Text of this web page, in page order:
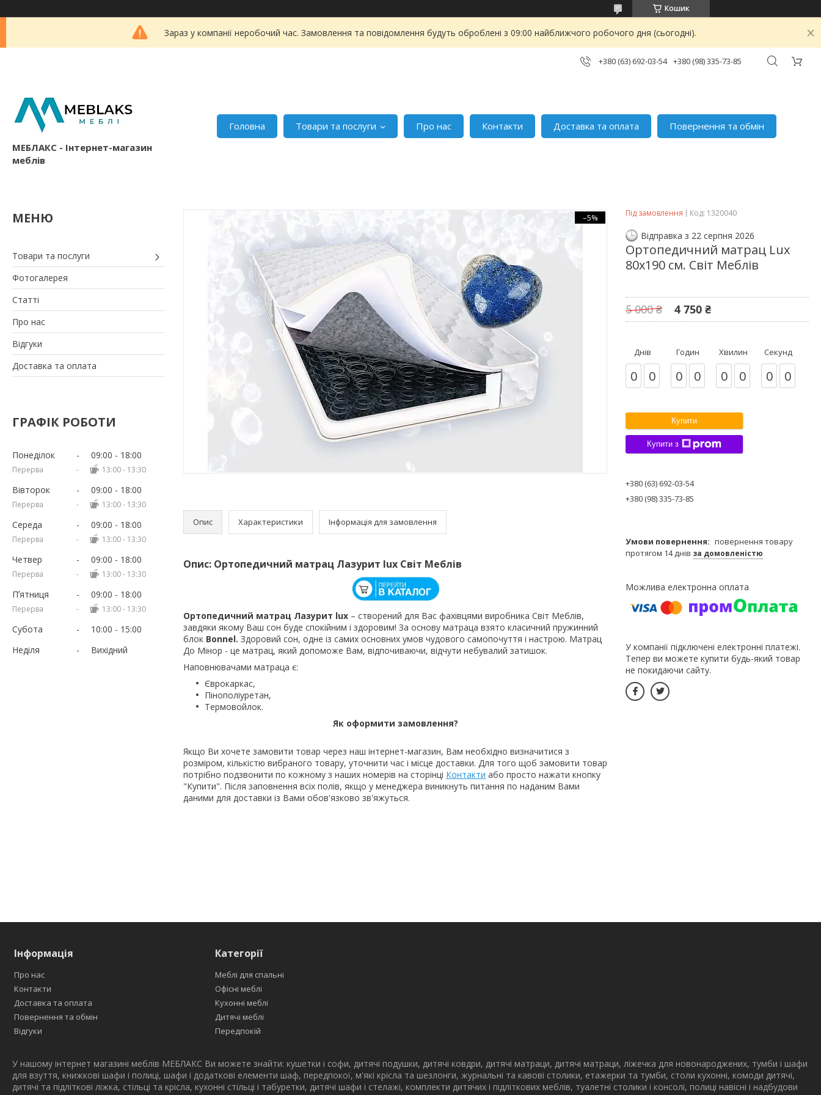
Кошик
Зараз у компанії неробочий час. Замовлення та повідомлення будуть оброблені з 09:00 найближчого робочого дня (сьогодні).
+380 (63) 692-03-54 +380 (98) 335-73-85
МЕБЛАКС - Інтернет-магазин
меблів
Головна Товари та послуги Про нас Контакти Доставка та оплата Повернення та обмін
Товари та послуги
Фотогалерея
Статті
Про нас
Відгуки
Доставка та оплата
ГРАФІК РОБОТИ
Понеділок 09:00 18:00
13:00 13:30
Вівторок 09:00 18:00
13:00 13:30
Середа 09:00 18:00
13:00 13:30
Четвер 09:00 18:00
13:00 13:30
Пʼятниця 09:00 18:00
13:00 13:30
Субота 10:00
15:00
Неділя
Вихідний
–5%
Опис Характеристики Інформація для замовлення
Опис: Ортопедичний матрац Лазурит lux Світ Меблів
Ортопедичний матрац Лазурит lux – створений для Вас фахівцями виробника Світ Меблів,
завдяки якому Ваш сон буде спокійним і здоровим! За основу матраца взято класичний пружинний
блок Bonnel. Здоровий сон, одне із самих основних умов чудового самопочуття і настрою. Матрац
До Мінор - це матрац, який допоможе Вам, відпочиваючи, відчути небувалий затишок.
Наповнювачами матраца є:
Єврокаркас,
Пінополіуретан,
Термовойлок.
Як оформити замовлення?
Якщо Ви хочете замовити товар через наш інтернет-магазин, Вам необхідно визначитися з
розміром, кількістю вибраного товару, уточнити час і місце доставки. Для того щоб замовити товар
потрібно подзвонити по кожному з наших номерів на сторінці Контакти або просто нажати кнопку
"Купити". Після заповнення всіх полів, якщо у менеджера виникнуть питання по наданим Вами
даними для доставки із Вами обов'язково зв'яжуться.
Під замовлення Код: 1320040
Відправка з 22 серпня 2026
Ортопедичний матрац Lux
80х190 см. Світ Меблів
5 000 ₴ 4 750 ₴
Днів
0 0
Годин
0 0
Хвилин
0 0
Секунд
0 0
Купити
Купити з
+380 (63) 692-03-54
+380 (98) 335-73-85
повернення товару
протягом 14 днів за домовленістю
У компанії підключені електронні платежі.
Тепер ви можете купити будь-який товар
не покидаючи сайту.
Інформація
Про нас
Контакти
Доставка та оплата
Повернення та обмін
Відгуки
Категорії
Меблі для спальні
Офісні меблі
Кухонні меблі
Дитячі меблі
Передпокій
У нашому інтернет магазині меблів МЕБЛАКС Ви можете знайти: кушетки і софи, дитячі подушки, дитячі ковдри, дитячі матраци, дитячі матраци, ліжечка для новонароджених, тумби і шафи
для взуття, книжкові шафи і полиці, шафи і додаткові елементи шаф, передпокої, м'які крісла та шезлонги, журнальні та кавові столики, етажерки та тумби, столи кухонні, комоди дитячі,
дитячі та підліткові ліжка, стільці та крісла, кухонні стільці і табуретки, дитячі шафи і стелажі, комплекти дитячих і підліткових меблів, туалетні столики і консолі, полиці навісні і надбудови